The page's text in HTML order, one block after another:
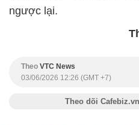
ngược lại.
Theo VTC News
03/06/2026 12:26 (GMT +7)
Theo dõi